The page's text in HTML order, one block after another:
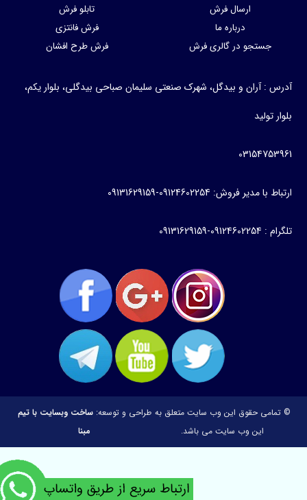
ارسال فرش
درباره ما
جستجو در گالری فرش
تابلو فرش
فرش فانتزی
فرش طرح افشان
آدرس : آران و بیدگل، شهرک صنعتی سلیمان صباحی بیدگلی، بلوار یکم،
بلوار تولید
03154753961
ارتباط با مدیر فروش: 09124602254-09131629159
تلگرام : 09124602254-09131629159
© تمامی حقوق این وب سایت متعلق به
این وب سایت می باشد.
طراحی و توسعه:ساخت وبسایت با تیم
مبنا